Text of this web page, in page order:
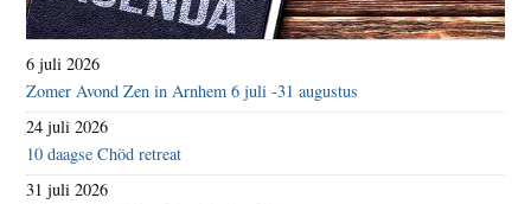
6 juli 2026
Zomer Avond Zen in Arnhem 6 juli -31 augustus
24 juli 2026
10 daagse Chöd retreat
31 juli 2026